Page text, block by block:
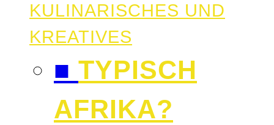
KULINARISCHES UND
KREATIVES
■ TYPISCH
AFRIKA?